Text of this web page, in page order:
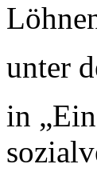
unter
in